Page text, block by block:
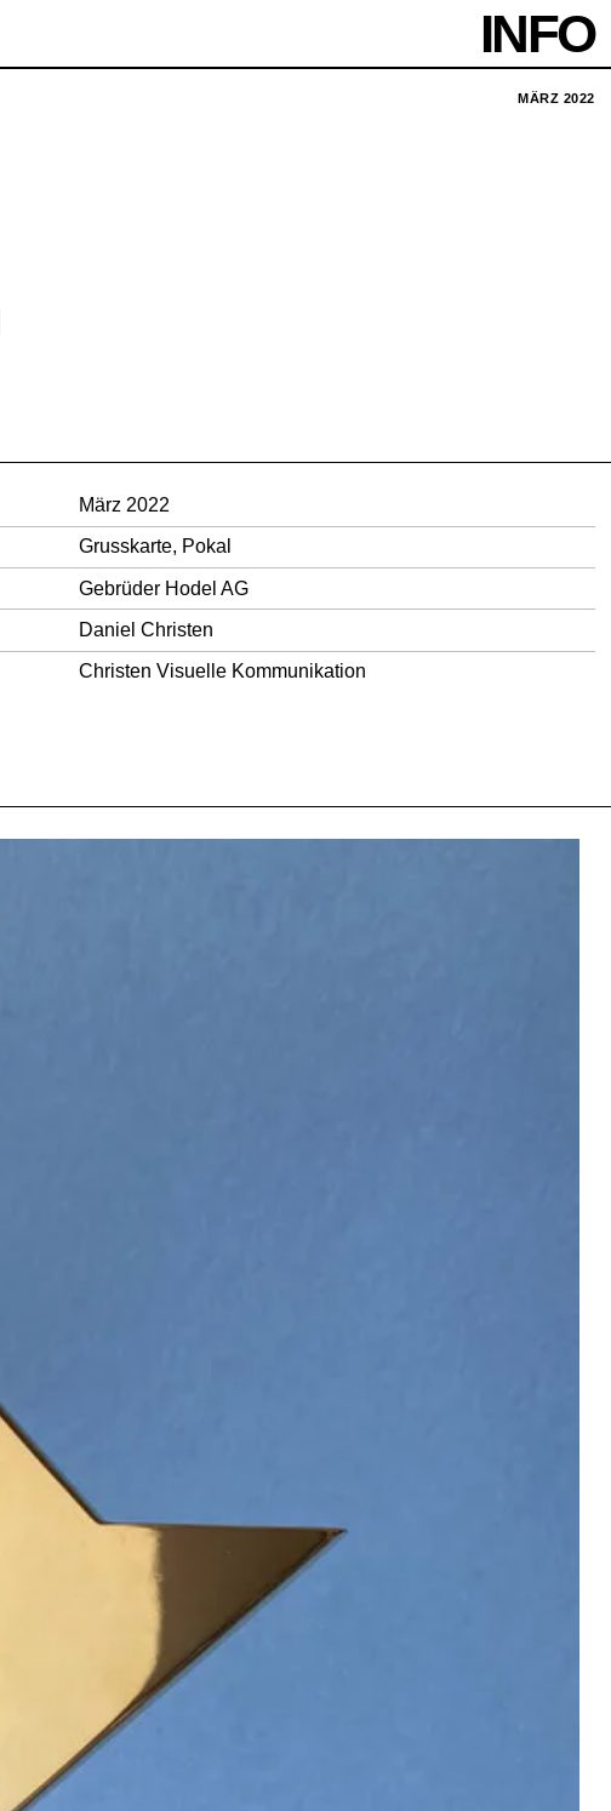
INFO
MÄRZ 2022
März 2022
Grusskarte, Pokal
Gebrüder Hodel AG
Daniel Christen
Christen Visuelle Kommunikation